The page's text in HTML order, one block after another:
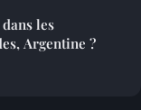
les
Argentine ?